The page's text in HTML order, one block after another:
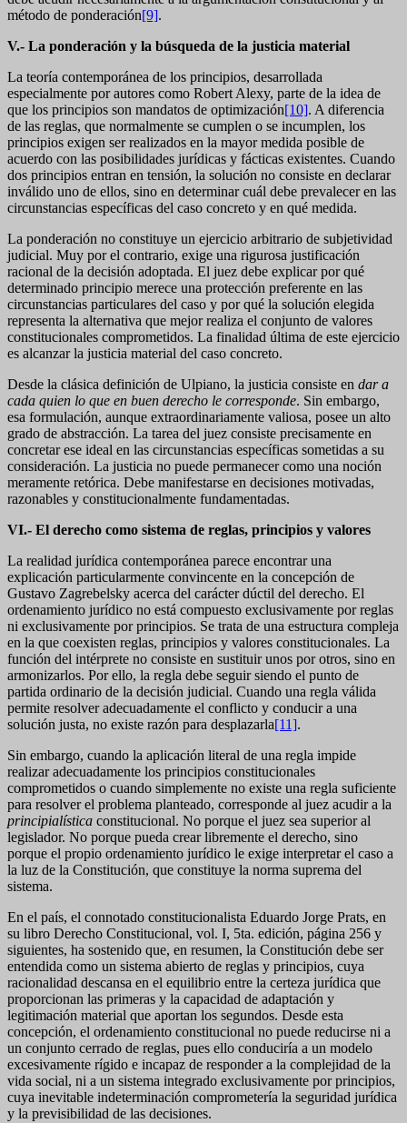
método de ponderación[9].
V.- La ponderación y la búsqueda de la justicia material
La teoría contemporánea de los principios, desarrollada
especialmente por autores como Robert Alexy, parte de la idea de
que los principios son mandatos de optimización[10]. A diferencia
de las reglas, que normalmente se cumplen o se incumplen, los
principios exigen ser realizados en la mayor medida posible de
acuerdo con las posibilidades jurídicas y fácticas existentes. Cuando
dos principios entran en tensión, la solución no consiste en declarar
inválido uno de ellos, sino en determinar cuál debe prevalecer en las
circunstancias específicas del caso concreto y en qué medida.
La ponderación no constituye un ejercicio arbitrario de subjetividad
judicial. Muy por el contrario, exige una rigurosa justificación
racional de la decisión adoptada. El juez debe explicar por qué
determinado principio merece una protección preferente en las
circunstancias particulares del caso y por qué la solución elegida
representa la alternativa que mejor realiza el conjunto de valores
constitucionales comprometidos. La finalidad última de este ejercicio
es alcanzar la justicia material del caso concreto.
Desde la clásica definición de Ulpiano, la justicia consiste en dar a
cada quien lo que en buen derecho le corresponde. Sin embargo,
esa formulación, aunque extraordinariamente valiosa, posee un alto
grado de abstracción. La tarea del juez consiste precisamente en
concretar ese ideal en las circunstancias específicas sometidas a su
consideración. La justicia no puede permanecer como una noción
meramente retórica. Debe manifestarse en decisiones motivadas,
razonables y constitucionalmente fundamentadas.
VI.- El derecho como sistema de reglas, principios y valores
La realidad jurídica contemporánea parece encontrar una
explicación particularmente convincente en la concepción de
Gustavo Zagrebelsky acerca del carácter dúctil del derecho. El
ordenamiento jurídico no está compuesto exclusivamente por reglas
ni exclusivamente por principios. Se trata de una estructura compleja
en la que coexisten reglas, principios y valores constitucionales. La
función del intérprete no consiste en sustituir unos por otros, sino en
armonizarlos. Por ello, la regla debe seguir siendo el punto de
partida ordinario de la decisión judicial. Cuando una regla válida
permite resolver adecuadamente el conflicto y conducir a una
solución justa, no existe razón para desplazarla[11].
Sin embargo, cuando la aplicación literal de una regla impide
realizar adecuadamente los principios constitucionales
comprometidos o cuando simplemente no existe una regla suficiente
para resolver el problema planteado, corresponde al juez acudir a la
principialística constitucional. No porque el juez sea superior al
legislador. No porque pueda crear libremente el derecho, sino
porque el propio ordenamiento jurídico le exige interpretar el caso a
la luz de la Constitución, que constituye la norma suprema del
sistema.
En el país, el connotado constitucionalista Eduardo Jorge Prats, en
su libro Derecho Constitucional, vol. I, 5ta. edición, página 256 y
siguientes, ha sostenido que, en resumen, la Constitución debe ser
entendida como un sistema abierto de reglas y principios, cuya
racionalidad descansa en el equilibrio entre la certeza jurídica que
proporcionan las primeras y la capacidad de adaptación y
legitimación material que aportan los segundos. Desde esta
concepción, el ordenamiento constitucional no puede reducirse ni a
un conjunto cerrado de reglas, pues ello conduciría a un modelo
excesivamente rígido e incapaz de responder a la complejidad de la
vida social, ni a un sistema integrado exclusivamente por principios,
cuya inevitable indeterminación comprometería la seguridad jurídica
y la previsibilidad de las decisiones.